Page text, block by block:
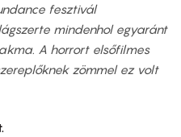
fesztivál
mindenhol egyaránt
A horrort elsőfilmes
zömmel ez volt